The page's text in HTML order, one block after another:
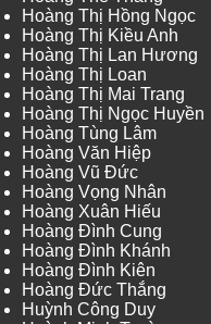
Hoàng Thị Hồng Ngọc
Hoàng Thị Kiều Anh
Hoàng Thị Lan Hương
Hoàng Thị Loan
Hoàng Thị Mai Trang
Hoàng Thị Ngọc Huyền
Hoàng Tùng Lâm
Hoàng Văn Hiệp
Hoàng Vũ Đức
Hoàng Vọng Nhân
Hoàng Xuân Hiếu
Hoàng Đình Cung
Hoàng Đình Khánh
Hoàng Đình Kiên
Hoàng Đức Thắng
Huỳnh Công Duy